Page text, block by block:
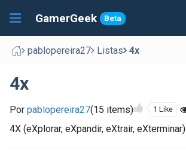
GamerGeek Beta
pablopereira27 Listas 4x
4x
Por pablopereira27(15 items) 1 Like
4X (eXplorar, eXpandir, eXtrair, eXterminar)